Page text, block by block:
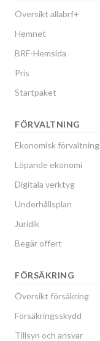
Översikt allabrf+
Hemnet
BRF-Hemsida
Pris
Startpaket
FÖRVALTNING
Ekonomisk förvaltning
Löpande ekonomi
Digitala verktyg
Underhållsplan
Juridik
Begär offert
FÖRSÄKRING
Översikt försäkring
Försäkringsskydd
Tillsyn och ansvar